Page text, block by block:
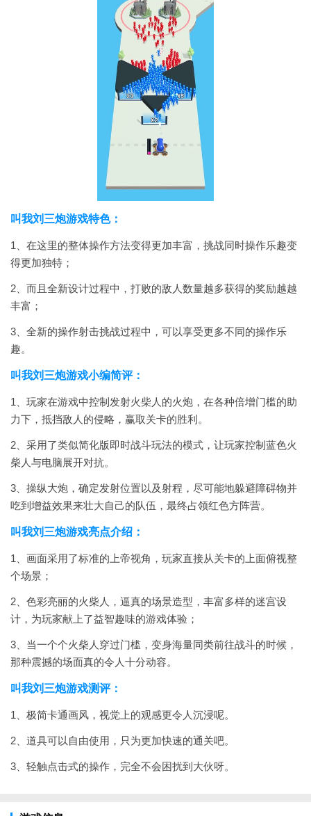
叫我刘三炮游戏特色：
1、在这里的整体操作方法变得更加丰富，挑战同时操作乐趣变
得更加独特；
2、而且全新设计过程中，打败的敌人数量越多获得的奖励越越
丰富；
3、全新的操作射击挑战过程中，可以享受更多不同的操作乐
趣。
叫我刘三炮游戏小编简评：
1、玩家在游戏中控制发射火柴人的火炮，在各种倍增门槛的助
力下，抵挡敌人的侵略，赢取关卡的胜利。
2、采用了类似简化版即时战斗玩法的模式，让玩家控制蓝色火
柴人与电脑展开对抗。
3、操纵大炮，确定发射位置以及射程，尽可能地躲避障碍物并
吃到增益效果来壮大自己的队伍，最终占领红色方阵营。
叫我刘三炮游戏亮点介绍：
1、画面采用了标准的上帝视角，玩家直接从关卡的上面俯视整
个场景；
2、色彩亮丽的火柴人，逼真的场景造型，丰富多样的迷宫设
计，为玩家献上了益智趣味的游戏体验；
3、当一个个火柴人穿过门槛，变身海量同类前往战斗的时候，
那种震撼的场面真的令人十分动容。
叫我刘三炮游戏测评：
1、极简卡通画风，视觉上的观感更令人沉浸呢。
2、道具可以自由使用，只为更加快速的通关吧。
3、轻触点击式的操作，完全不会困扰到大伙呀。